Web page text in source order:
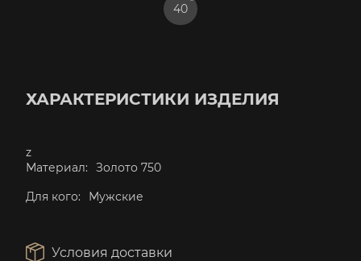
40
ХАРАКТЕРИСТИКИ ИЗДЕЛИЯ
z
Материал:
Золото 750
Для кого:
Мужские
Условия доставки